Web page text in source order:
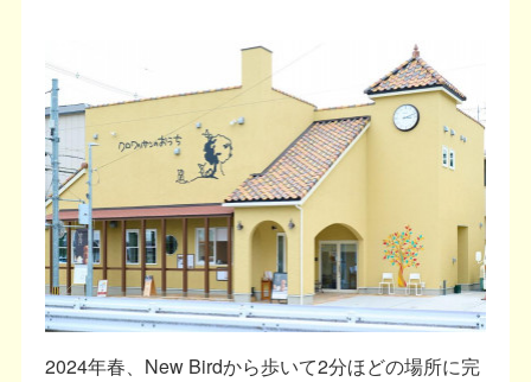
2024年春、New Birdから歩いて2分ほどの場所に完